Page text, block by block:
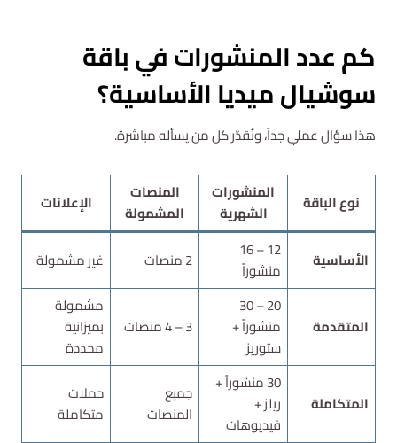
كم عدد المنشورات في باقة
سوشيال ميديا الأساسية؟
هذا سؤال عملي جداً، ونُقدّر كل من يسأله مباشرة.
نوع الباقة
المنشورات
الشهرية
المنصات
المشمولة
الإعلانات
الأساسية
12 – 16
منشوراً
2 منصات غير مشمولة
المتقدمة
20 – 30
منشوراً +
ستوريز
3 – 4 منصات
مشمولة
بميزانية
محددة
المتكاملة
30 منشوراً +
ريلز +
فيديوهات
جميع
المنصات
حملات
متكاملة